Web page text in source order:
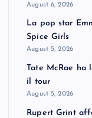
August 6, 2026
La pop star
Spice Girls
August 5, 2026
Tate McRae ha
il tour
August 5, 2026
Rupert Grint